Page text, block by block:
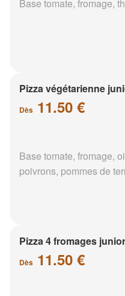
Base tomate, fromage,
Pizza végétarienne
Dès 11.50 €
Base tomate, fromage,
poivrons, pommes de
Pizza 4 fromages junior
Dès 11.50 €